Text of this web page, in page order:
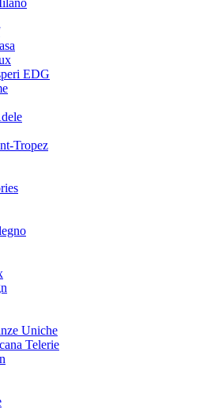
EDG
Tropez
Uniche
Telerie